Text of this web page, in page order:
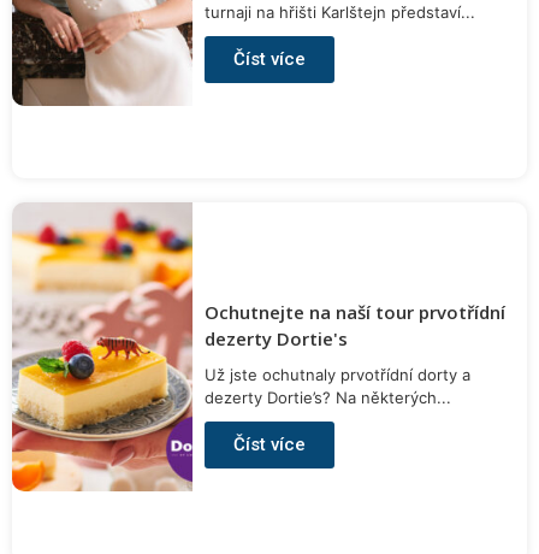
turnaji na hřišti Karlštejn představí...
Číst více
Ochutnejte na naší tour prvotřídní
dezerty Dortie's
Už jste ochutnaly prvotřídní dorty a
dezerty Dortie’s? Na některých...
Číst více